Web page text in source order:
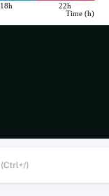
Time (h)
18h 22h